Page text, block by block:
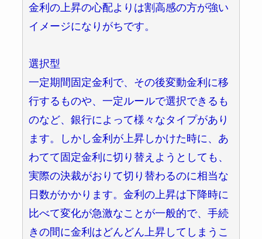
金利の上昇の心配よりは割高感の方が強い
イメージになりがちです。
選択型
一定期間固定金利で、その後変動金利に移
行するものや、一定ルールで選択できるも
のなど、銀行によって様々なタイプがあり
ます。しかし金利が上昇しかけた時に、あ
わてて固定金利に切り替えようとしても、
実際の決裁がおりて切り替わるのに相当な
日数がかかります。金利の上昇は下降時に
比べて変化が急激なことが一般的で、手続
きの間に金利はどんどん上昇してしまうこ